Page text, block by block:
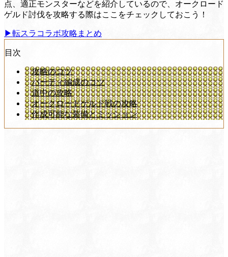
点、適正モンスターなどを紹介しているので、オークロード
ゲルド討伐を攻略する際はここをチェックしておこう！
▶転スラコラボ攻略まとめ
目次
攻略のコツ
パーティ編成のコツ
道中の攻略
オークロードゲルド戦の攻略
作成可能な装備とミッション